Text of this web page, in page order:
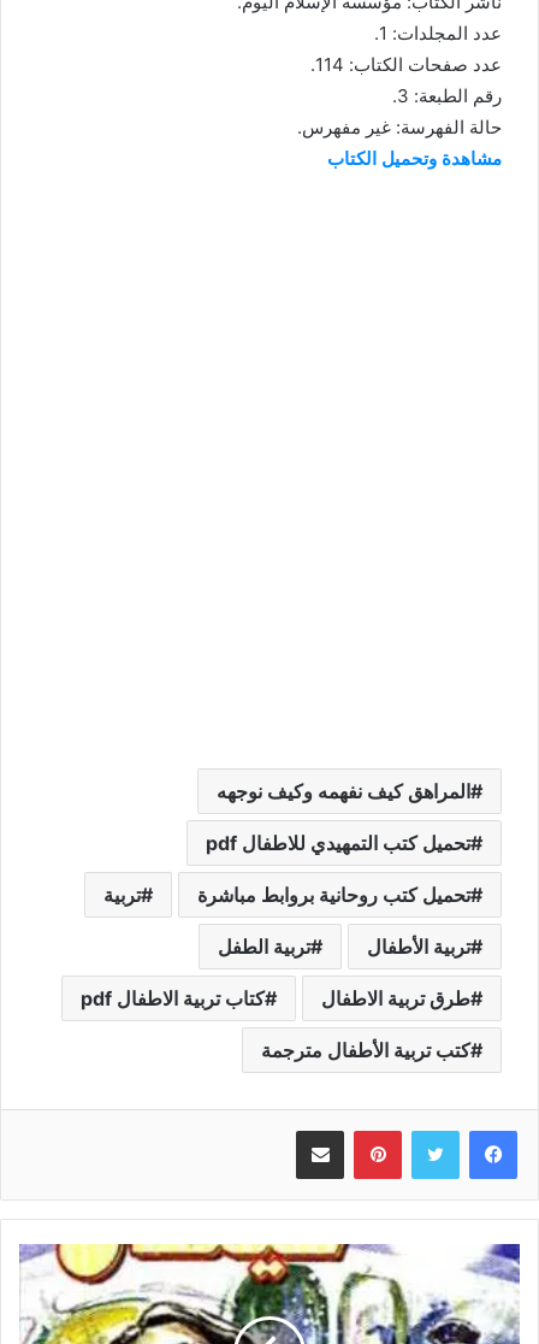
عدد المجلدات: 1.
عدد صفحات الكتاب: 114.
رقم الطبعة: 3.
حالة الفهرسة: غير مفهرس.
مشاهدة وتحميل الكتاب
المراهق كيف نفهمه وكيف نوجهه
تحميل كتب التمهيدي للاطفال pdf
تحميل كتب روحانية بروابط مباشرة تربية
تربية الأطفال تربية الطفل
طرق تربية الاطفال كتاب تربية الاطفال pdf
كتب تربية الأطفال مترجمة
بينتيريست